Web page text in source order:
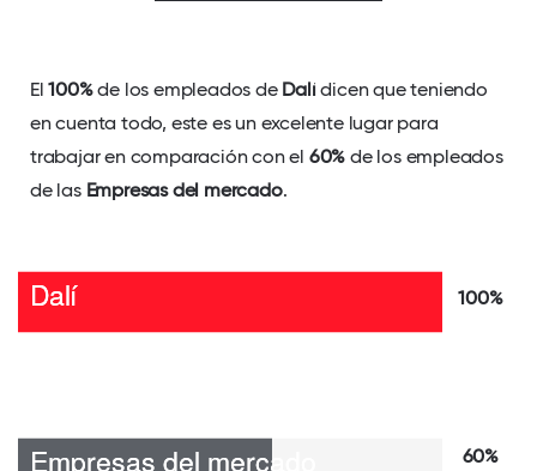
El100%de los empleados de Dalídicen que teniendo
en cuenta todo, este es un excelente lugar para
trabajar en comparación con el 60% de los empleados
de las Empresas del mercado.
100%
60%